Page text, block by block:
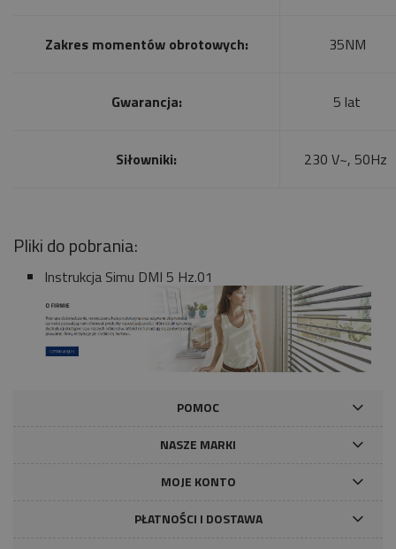
Zakres momentów obrotowych: 35NM
Gwarancja: 5 lat
Siłowniki: 230 V~, 50Hz
Pliki do pobrania:
Instrukcja Simu DMI 5 Hz.01
POMOC
NASZE MARKI
MOJE KONTO
PŁATNOŚCI I DOSTAWA